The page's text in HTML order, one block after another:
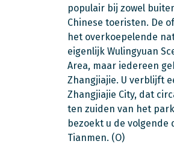
populair bij zowel
Chinese toeristen. De
het overkoepelende
eigenlijk Wulingyuan
Area, maar iedereen
Zhangjiajie. U verblijft
Zhangjiajie City, dat
ten zuiden van het
bezoekt u de volgende
Tianmen. (O)